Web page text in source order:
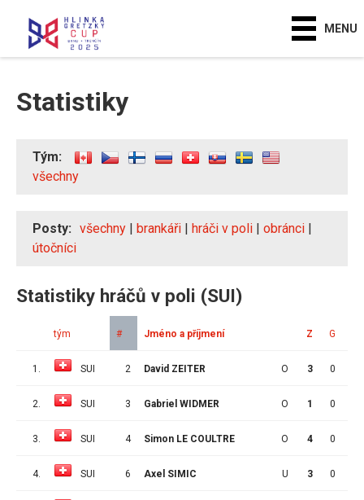
MENU
Statistiky
Tým:
všechny
Posty: všechny | brankáři | hráči v poli | obránci |
útočníci
Statistiky hráčů v poli (SUI)
tým # Jméno a příjmení Z G
1. SUI 2 David ZEITER O 3 0
2. SUI 3 Gabriel WIDMER O 1 0
3. SUI 4 Simon LE COULTRE O 4 0
4. SUI 6 Axel SIMIC U 3 0